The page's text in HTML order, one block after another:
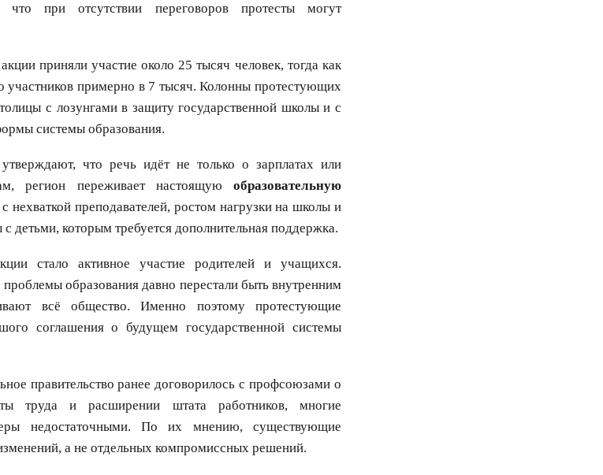
что при отсутствии переговоров протесты могут
приняли участие около 25 тысяч человек, тогда как
участников примерно в 7 тысяч. Колонны протестующих
с лозунгами в защиту государственной школы и с
системы образования.
что речь идёт не только о зарплатах или
регион переживает настоящую образовательную
нехваткой преподавателей, ростом нагрузки на школы и
детьми, которым требуется дополнительная поддержка.
стало активное участие родителей и учащихся.
образования давно перестали быть внутренним
всё общество. Именно поэтому протестующие
соглашения о будущем государственной системы
правительство ранее договорилось с профсоюзами о
труда и расширении штата работников, многие
недостаточными. По их мнению, существующие
а не отдельных компромиссных решений.